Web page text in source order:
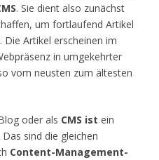
. Sie dient also zunächst
um fortlaufend Artikel
Artikel erscheinen im
in umgekehrter
vom neusten zum ältesten
oder als CMS ist ein
sind die gleichen
Content-Management-